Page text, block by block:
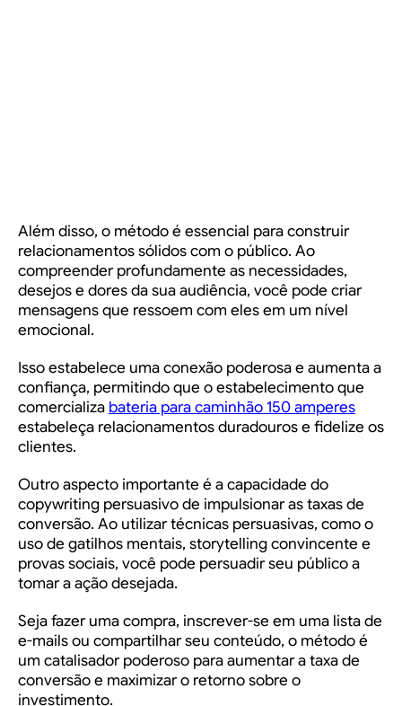
Além disso, o método é essencial para construir
relacionamentos sólidos com o público. Ao
compreender profundamente as necessidades,
desejos e dores da sua audiência, você pode criar
mensagens que ressoem com eles em um nível
emocional.
Isso estabelece uma conexão poderosa e aumenta a
confiança, permitindo que o estabelecimento que
comercializa bateria para caminhão 150 amperes
estabeleça relacionamentos duradouros e fidelize os
clientes.
Outro aspecto importante é a capacidade do
copywriting persuasivo de impulsionar as taxas de
conversão. Ao utilizar técnicas persuasivas, como o
uso de gatilhos mentais, storytelling convincente e
provas sociais, você pode persuadir seu público a
tomar a ação desejada.
Seja fazer uma compra, inscrever-se em uma lista de
e-mails ou compartilhar seu conteúdo, o método é
um catalisador poderoso para aumentar a taxa de
conversão e maximizar o retorno sobre o
investimento.